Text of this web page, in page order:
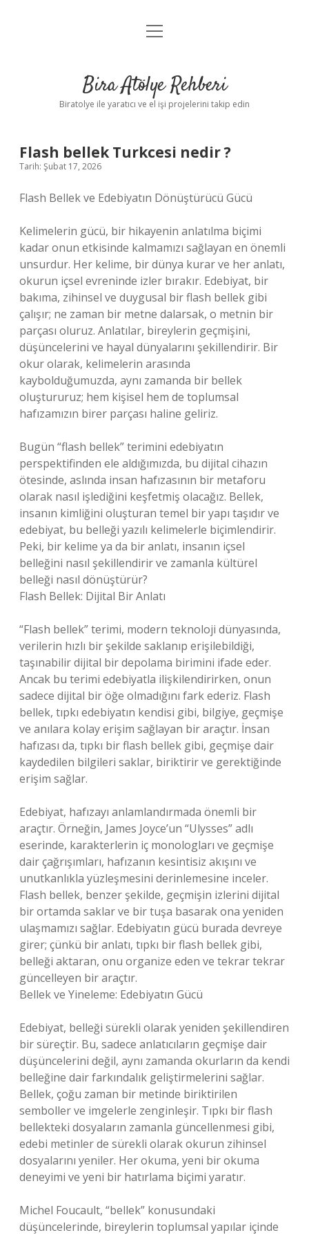
Anasayfa
Yasal Uyarı
menüyü
Bira Atölye Rehberi
Biratolye ile yaratıcı ve el işi projelerini takip edin
Flash bellek Turkcesi nedir ?
Tarih: Şubat 17, 2026
Flash Bellek ve Edebiyatın Dönüştürücü Gücü
Kelimelerin gücü, bir hikayenin anlatılma biçimi
kadar onun etkisinde kalmamızı sağlayan en önemli
unsurdur. Her kelime, bir dünya kurar ve her anlatı,
okurun içsel evreninde izler bırakır. Edebiyat, bir
bakıma, zihinsel ve duygusal bir flash bellek gibi
çalışır; ne zaman bir metne dalarsak, o metnin bir
parçası oluruz. Anlatılar, bireylerin geçmişini,
düşüncelerini ve hayal dünyalarını şekillendirir. Bir
okur olarak, kelimelerin arasında
kaybolduğumuzda, aynı zamanda bir bellek
oluştururuz; hem kişisel hem de toplumsal
hafızamızın birer parçası haline geliriz.
Bugün “flash bellek” terimini edebiyatın
perspektifinden ele aldığımızda, bu dijital cihazın
ötesinde, aslında insan hafızasının bir metaforu
olarak nasıl işlediğini keşfetmiş olacağız. Bellek,
insanın kimliğini oluşturan temel bir yapı taşıdır ve
edebiyat, bu belleği yazılı kelimelerle biçimlendirir.
Peki, bir kelime ya da bir anlatı, insanın içsel
belleğini nasıl şekillendirir ve zamanla kültürel
belleği nasıl dönüştürür?
Flash Bellek: Dijital Bir Anlatı
“Flash bellek” terimi, modern teknoloji dünyasında,
verilerin hızlı bir şekilde saklanıp erişilebildiği,
taşınabilir dijital bir depolama birimini ifade eder.
Ancak bu terimi edebiyatla ilişkilendirirken, onun
sadece dijital bir öğe olmadığını fark ederiz. Flash
bellek, tıpkı edebiyatın kendisi gibi, bilgiye, geçmişe
ve anılara kolay erişim sağlayan bir araçtır. İnsan
hafızası da, tıpkı bir flash bellek gibi, geçmişe dair
kaydedilen bilgileri saklar, biriktirir ve gerektiğinde
erişim sağlar.
Edebiyat, hafızayı anlamlandırmada önemli bir
araçtır. Örneğin, James Joyce’un “Ulysses” adlı
eserinde, karakterlerin iç monologları ve geçmişe
dair çağrışımları, hafızanın kesintisiz akışını ve
unutkanlıkla yüzleşmesini derinlemesine inceler.
Flash bellek, benzer şekilde, geçmişin izlerini dijital
bir ortamda saklar ve bir tuşa basarak ona yeniden
ulaşmamızı sağlar. Edebiyatın gücü burada devreye
girer; çünkü bir anlatı, tıpkı bir flash bellek gibi,
belleği aktaran, onu organize eden ve tekrar tekrar
güncelleyen bir araçtır.
Bellek ve Yineleme: Edebiyatın Gücü
Edebiyat, belleği sürekli olarak yeniden şekillendiren
bir süreçtir. Bu, sadece anlatıcıların geçmişe dair
düşüncelerini değil, aynı zamanda okurların da kendi
belleğine dair farkındalık geliştirmelerini sağlar.
Bellek, çoğu zaman bir metinde biriktirilen
semboller ve imgelerle zenginleşir. Tıpkı bir flash
bellekteki dosyaların zamanla güncellenmesi gibi,
edebi metinler de sürekli olarak okurun zihinsel
dosyalarını yeniler. Her okuma, yeni bir okuma
deneyimi ve yeni bir hatırlama biçimi yaratır.
Michel Foucault, “bellek” konusundaki
düşüncelerinde, bireylerin toplumsal yapılar içinde